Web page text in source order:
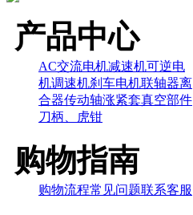
产品中心
AC交流电机减速机可逆电
机调速机刹车电机联轴器离
合器传动轴涨紧套真空部件
刀柄、虎钳
购物指南
购物流程常见问题联系客服